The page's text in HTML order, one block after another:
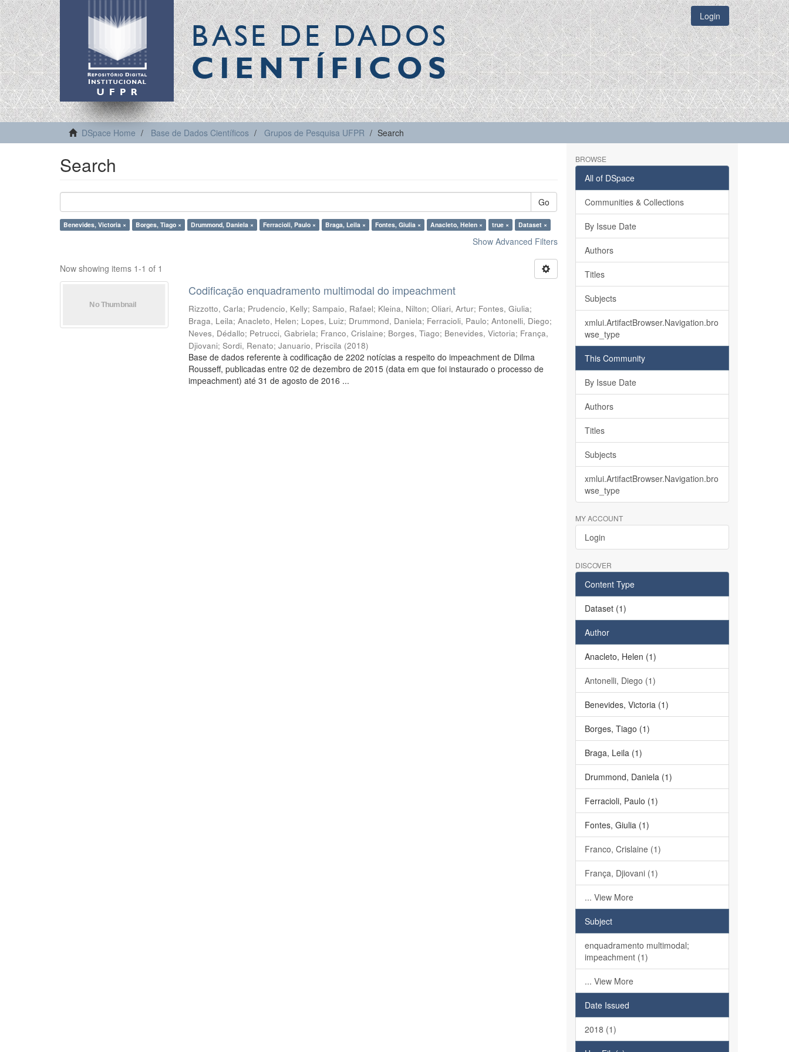
BASE DE DADOS
CIENTÍFICOS
Login
DSpace Home Base de Dados Científicos Grupos de Pesquisa UFPR Search
Search
Go
Benevides, Victoria × Borges, Tiago × Drummond, Daniela × Ferracioli, Paulo × Braga, Leila × Fontes, Giulia × Anacleto, Helen × true × Dataset ×
Show Advanced Filters
Now showing items 1-1 of 1
Codificação enquadramento multimodal do impeachment
Rizzotto, Carla; Prudencio, Kelly;Sampaio, Rafael; Kleina, Nilton;Oliari, Artur; Fontes, Giulia;
Braga, Leila;Anacleto, Helen; Lopes, Luiz; Drummond, Daniela; Ferracioli, Paulo;Antonelli, Diego;
Neves, Dédallo; Petrucci, Gabriela; Franco, Crislaine; Borges, Tiago; Benevides, Victoria; França,
Djiovani;Sordi, Renato;Januario, Priscila (2018)
Base de dados referente à codificação de 2202 notícias a respeito do impeachment de Dilma
Rousseff, publicadas entre 02 de dezembro de 2015 (data em que foi instaurado o processo de
impeachment) até 31 de agosto de 2016 ...
BROWSE
All of DSpace
Communities & Collections
By Issue Date
Authors
Titles
Subjects
xmlui.ArtifactBrowser.Navigation.bro
wse_type
This Community
By Issue Date
Authors
Titles
Subjects
xmlui.ArtifactBrowser.Navigation.bro
wse_type
MY ACCOUNT
Login
DISCOVER
Content Type
Dataset (1)
Author
Anacleto, Helen (1)
Antonelli, Diego (1)
Benevides, Victoria (1)
Borges, Tiago (1)
Braga, Leila (1)
Drummond, Daniela (1)
Ferracioli, Paulo (1)
Fontes, Giulia (1)
Franco, Crislaine (1)
França, Djiovani (1)
... View More
Subject
enquadramento multimodal;
impeachment (1)
... View More
Date Issued
2018 (1)